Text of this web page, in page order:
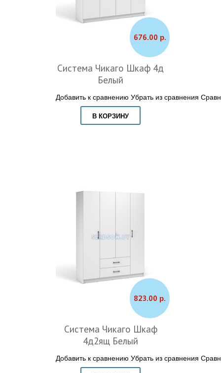
676.00 р.
Система Чикаго Шкаф 4д
Белый
Добавить к сравнению Убрать из сравнения
В КОРЗИНУ
823.00 р.
Система Чикаго Шкаф
4д2ящ Белый
Добавить к сравнению Убрать из сравнения